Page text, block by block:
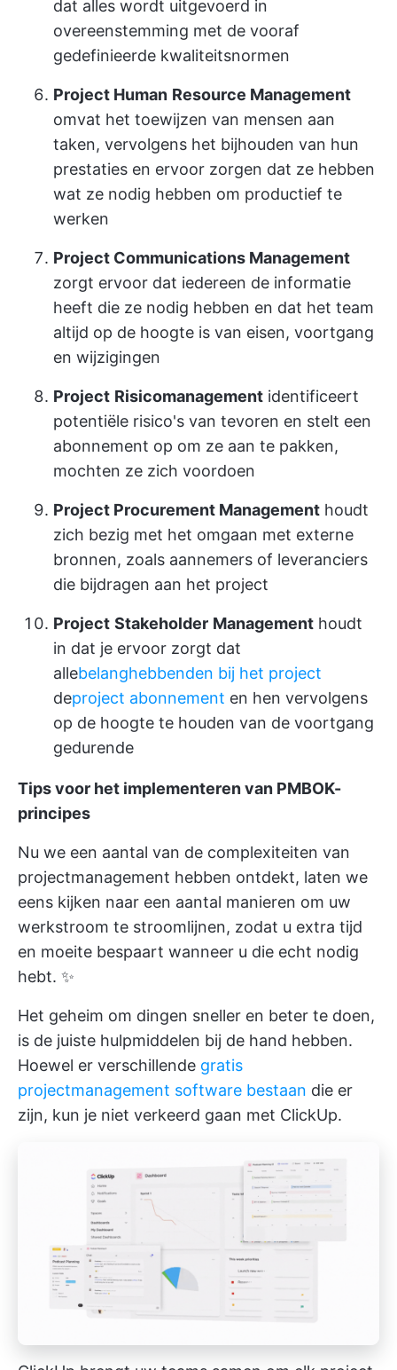
dat alles wordt uitgevoerd in
overeenstemming met de vooraf
gedefinieerde kwaliteitsnormen
Project Human Resource Management
omvat het toewijzen van mensen aan
taken, vervolgens het bijhouden van hun
prestaties en ervoor zorgen dat ze hebben
wat ze nodig hebben om productief te
werken
Project Communications Management
zorgt ervoor dat iedereen de informatie
heeft die ze nodig hebben en dat het team
altijd op de hoogte is van eisen, voortgang
en wijzigingen
Project Risicomanagement identificeert
potentiële risico's van tevoren en stelt een
abonnement op om ze aan te pakken,
mochten ze zich voordoen
Project Procurement Management houdt
zich bezig met het omgaan met externe
bronnen, zoals aannemers of leveranciers
die bijdragen aan het project
Project Stakeholder Management houdt
in dat je ervoor zorgt dat
allebelanghebbenden bij het project
deproject abonnement en hen vervolgens
op de hoogte te houden van de voortgang
gedurende
Tips voor het implementeren van PMBOK-
principes
Nu we een aantal van de complexiteiten van
projectmanagement hebben ontdekt, laten we
eens kijken naar een aantal manieren om uw
werkstroom te stroomlijnen, zodat u extra tijd
en moeite bespaart wanneer u die echt nodig
hebt. ✨
Het geheim om dingen sneller en beter te doen,
is de juiste hulpmiddelen bij de hand hebben.
Hoewel er verschillende gratis
projectmanagement software bestaan die er
zijn, kun je niet verkeerd gaan met ClickUp.